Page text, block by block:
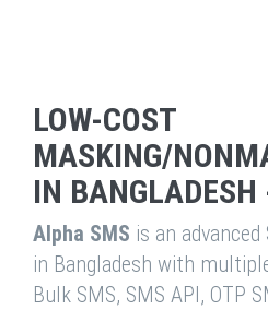
LOW-COST
MASKING/
IN
Alpha SMS is an
in Bangladesh with
Bulk SMS, SMS API, OTP